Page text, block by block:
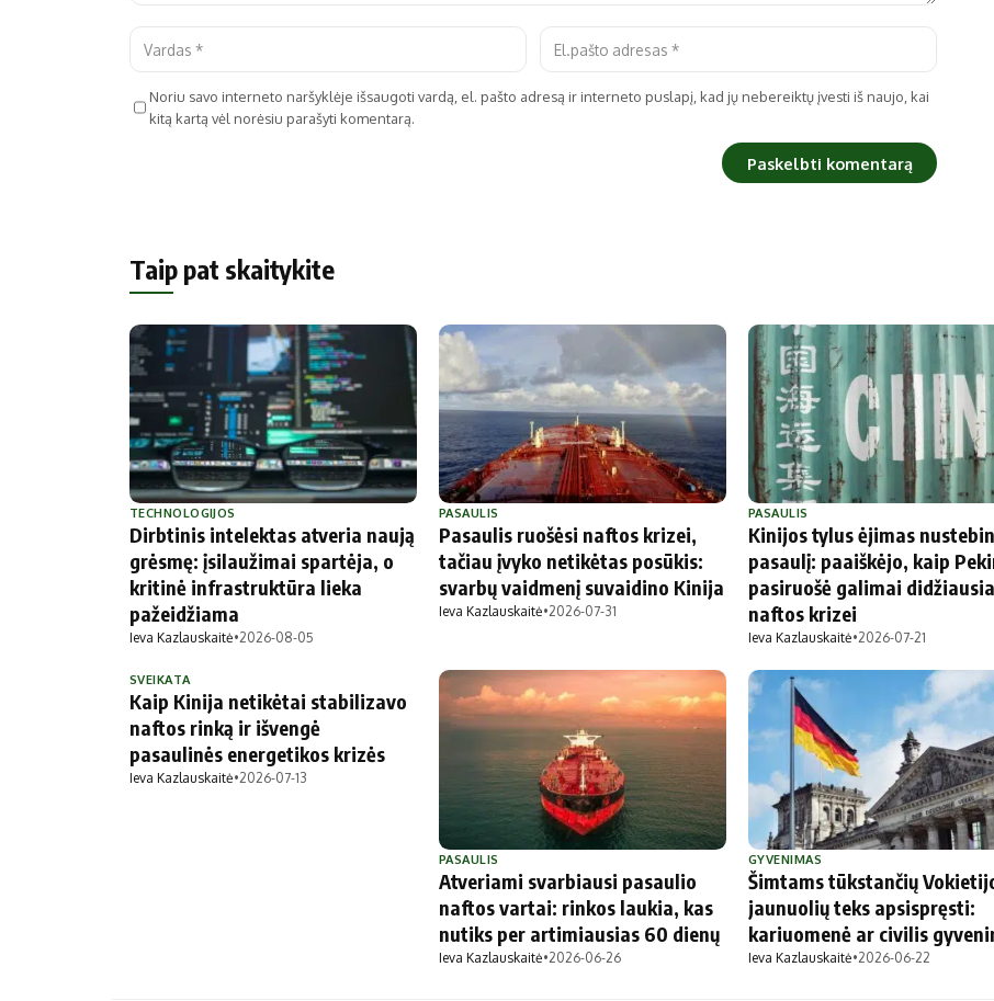
Noriu savo interneto naršyklėje išsaugoti vardą, el. pašto adresą ir interneto puslapį, kad jų nebereiktų įvesti iš naujo, kai
kitą kartą vėl norėsiu parašyti komentarą.
Taip pat skaitykite
TECHNOLOGIJOS
Dirbtinis intelektas atveria naują
grėsmę: įsilaužimai spartėja, o
kritinė infrastruktūra lieka
pažeidžiama
Ieva Kazlauskaitė•2026-08-05
PASAULIS
Pasaulis ruošėsi naftos krizei,
tačiau įvyko netikėtas posūkis:
svarbų vaidmenį suvaidino Kinija
Ieva Kazlauskaitė•2026-07-31
PASAULIS
Kinijos tylus ėjimas
pasaulį: paaiškėjo, kaip
pasiruošė galimai
naftos krizei
Ieva Kazlauskaitė•2026-07-21
SVEIKATA
Kaip Kinija netikėtai stabilizavo
naftos rinką ir išvengė
pasaulinės energetikos krizės
Ieva Kazlauskaitė•2026-07-13
PASAULIS
Atveriami svarbiausi pasaulio
naftos vartai: rinkos laukia, kas
nutiks per artimiausias 60 dienų
Ieva Kazlauskaitė•2026-06-26
GYVENIMAS
Šimtams tūkstančių
jaunuolių teks apsispręsti:
kariuomenė ar civilis
Ieva Kazlauskaitė•2026-06-22